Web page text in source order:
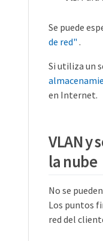
Se puede
de red" .
Si utiliza un
en Internet.
VLAN y
la nube
No se
Los puntos
red del